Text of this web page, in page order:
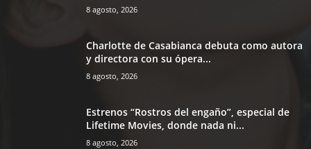
8 agosto, 2026
Charlotte de Casabianca debuta como autora
y directora con su ópera...
8 agosto, 2026
Estrenos “Rostros del engaño”, especial de
Lifetime Movies, donde nada ni...
8 agosto, 2026